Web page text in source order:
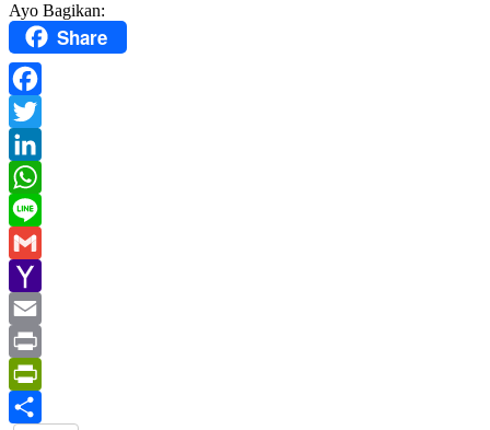
Ayo Bagikan:
Share
Facebook
Twitter
LinkedIn
WhatsApp
Line
Gmail
Yahoo
Mail
Email
Print
PrintFriendly